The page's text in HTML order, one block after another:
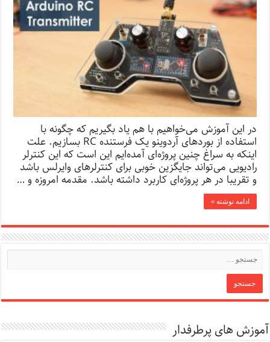
در این آموزش می‌خواهیم با هم یاد بگیریم که چگونه با
استفاده از بوردهای آردوینو یک فرستنده RC بسازیم. علت
اینکه به سراغ چنین پروژه‌ای آمده‌ایم این است که این کنترلر
رادیویی می‌تواند جایگزین خوبی برای کنترلرهای وایرلس باشد
و تقریبا در هر پروژه‌ای کاربرد داشته باشد. مقدمه امروزه و …
ادامه نوشته »
آموزش های پرطرفدار